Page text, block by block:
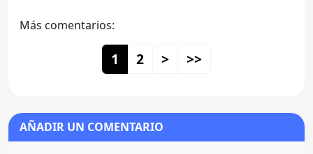
Más comentarios:
1 2 > >>
AÑADIR UN COMENTARIO